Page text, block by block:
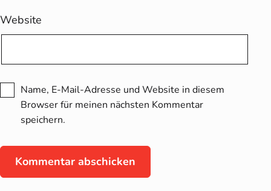
Website
Name, E-Mail-Adresse und Website in diesem
Browser für meinen nächsten Kommentar
speichern.